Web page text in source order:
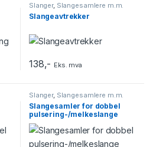
Slanger, Slangesamlere m.m.
Slangeavtrekker
138,- Eks. mva
Slanger, Slangesamlere m.m.
Slangesamler for dobbel
pulsering-/melkeslange
14×25 mm, hvite